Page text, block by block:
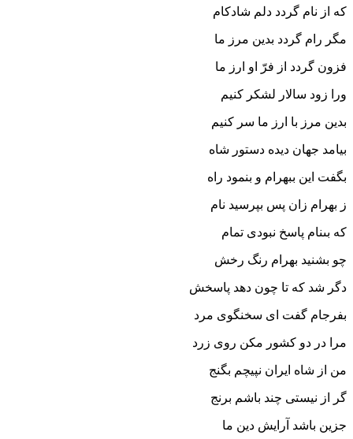
که از نام گردد دلم شادکام‏
مگر رام گردد بدین مرز ما
فزون گردد از فرّ او ارز ما
ورا زود سالار لشکر کنیم
بدین مرز با ارز ما سر کنیم‏
بیامد جهان دیده دستور شاه
بگفت این ببهرام و بنمود راه‏
ز بهرام زان پس بپرسید نام
که بى‏نام پاسخ نبودى تمام‏
چو بشنید بهرام رنگ رخش
دگر شد که تا چون دهد پاسخش‏
بفرجام گفت اى سخن‏گوى مرد
مرا در دو کشور مکن روى زرد
من از شاه ایران نپیچم بگنج
گر از نیستى چند باشم برنج‏
جزین باشد آرایش دین ما